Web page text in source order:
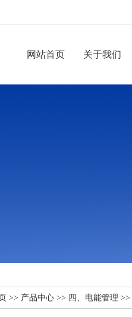
网站首页 关于我们
>> 产品中心 >> 四、电能管理 >>